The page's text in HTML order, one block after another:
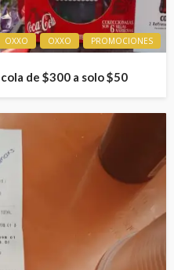
OXXO OXXO PROMOCIONES
de $300 a solo $50